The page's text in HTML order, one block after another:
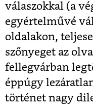
válaszokkal (a
egyértelművé
oldalakon,
szőnyeget az
fellegvárban
éppúgy
történet nagy